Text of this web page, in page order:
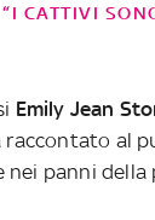
CATTIVI
Emily Jean
raccontato al
panni della